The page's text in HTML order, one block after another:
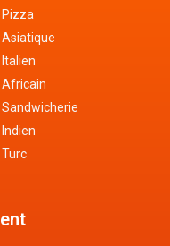
Pizza
Asiatique
Italien
Africain
Sandwicherie
Indien
Turc